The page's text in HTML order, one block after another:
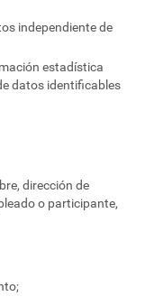
independiente de
estadística
datos identificables
dirección de
o participante,